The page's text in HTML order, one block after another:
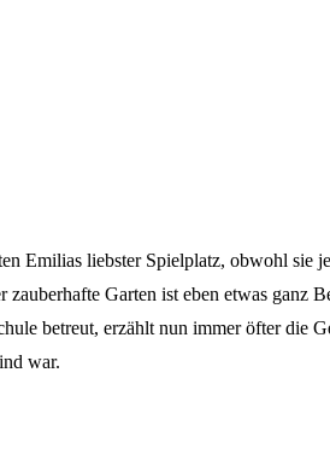
Emilias liebster Spielplatz, obwohl sie
zauberhafte Garten ist eben etwas ganz
betreut, erzählt nun immer öfter die
war.